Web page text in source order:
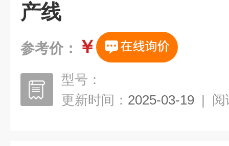
产线
参考价： ￥
型号：
更新时间： 2025-03-19 | 阅